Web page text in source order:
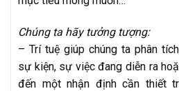
Chúng ta hãy tưởng tượng:
– Trí tuệ giúp chúng ta phân
sự kiện, sự việc đang diễn ra
đến một nhận định cần thiết